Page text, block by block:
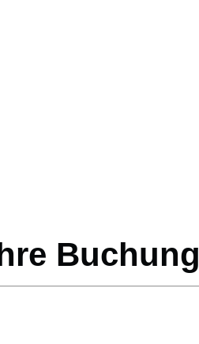
Buchung